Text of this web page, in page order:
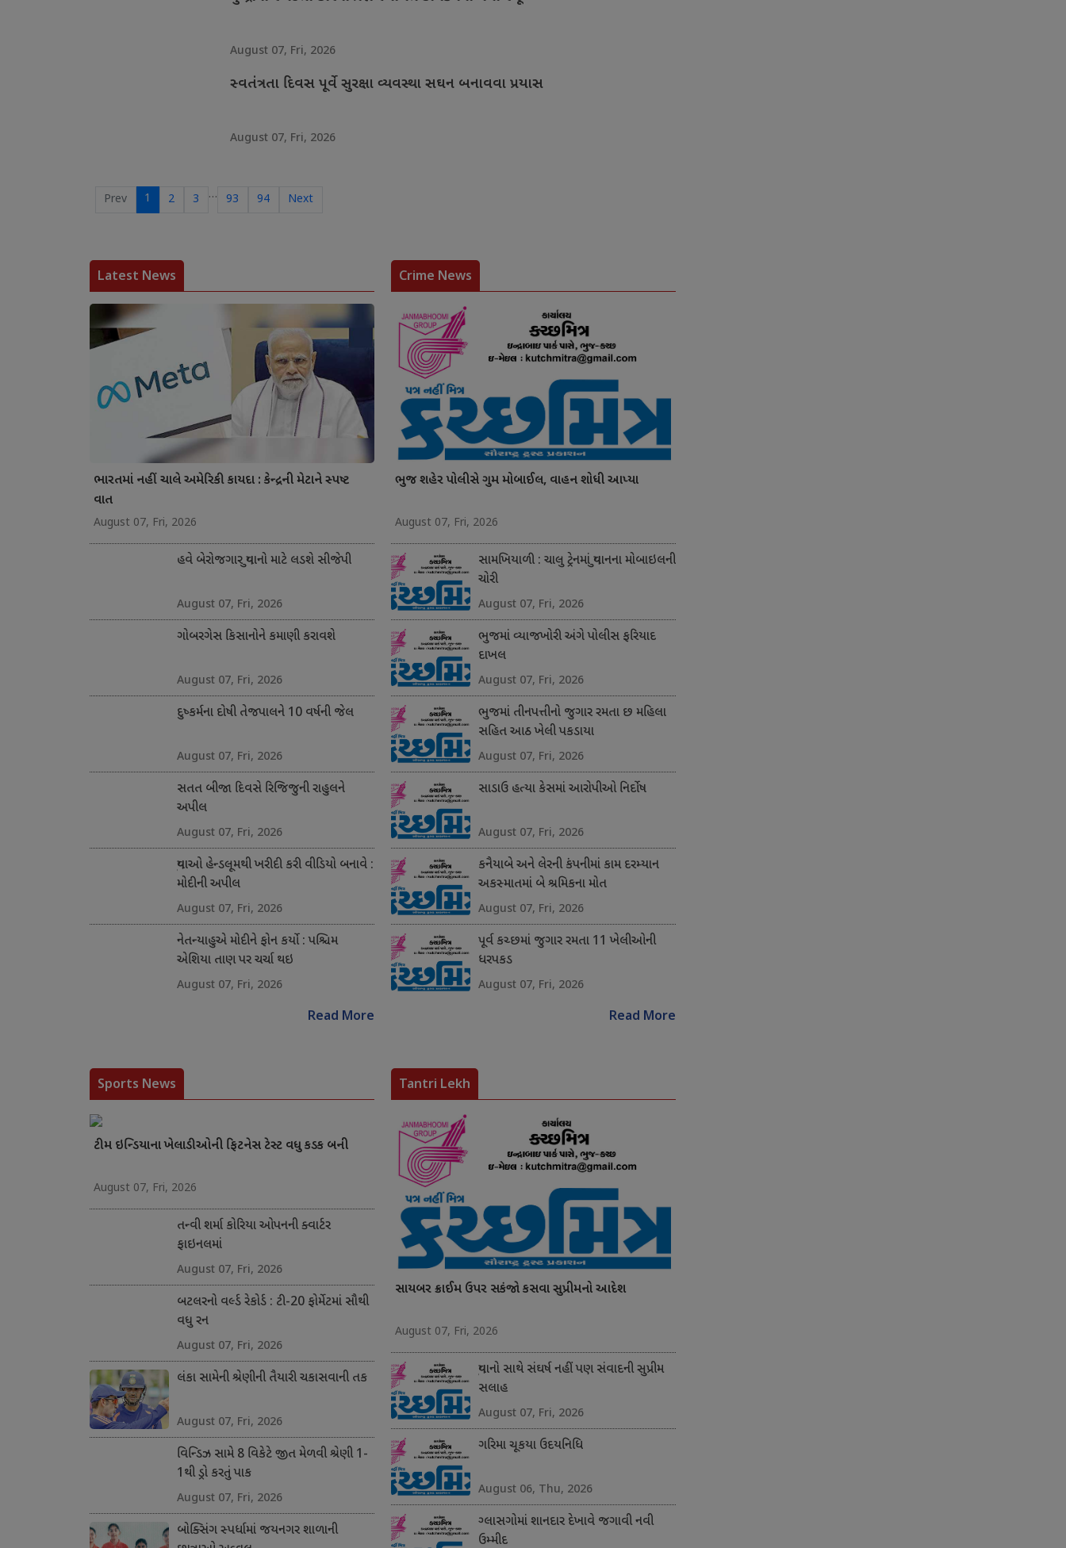
August 07, Fri, 2026
સ્વતંત્રતા દિવસ પૂર્વે સુરક્ષા વ્યવસ્થા સઘન બનાવવા પ્રયાસ
August 07, Fri, 2026
Prev 1 2 3 … 93 94 Next
Latest News
ભારતમાં નહીં ચાલે અમેરિકી કાયદા : કેન્દ્રની મેટાને સ્પષ્ટ
વાત
August 07, Fri, 2026
હવે બેરોજગાર યુવાનો માટે લડશે સીજેપી
August 07, Fri, 2026
ગોબરગેસ કિસાનોને કમાણી કરાવશે
August 07, Fri, 2026
દુષ્કર્મના દોષી તેજપાલને 10 વર્ષની જેલ
August 07, Fri, 2026
સતત બીજા દિવસે રિજિજુની રાહુલને
અપીલ
August 07, Fri, 2026
યુવાઓ હેન્ડલૂમથી ખરીદી કરી વીડિયો બનાવે :
મોદીની અપીલ
August 07, Fri, 2026
નેતન્યાહુએ મોદીને ફોન કર્યો : પશ્ચિમ
એશિયા તાણ પર ચર્ચા થઇ
August 07, Fri, 2026
Read More
Crime News
ભુજ શહેર પોલીસે ગુમ મોબાઈલ, વાહન શોધી આપ્યા
August 07, Fri, 2026
સામખિયાળી : ચાલુ ટ્રેનમાં યુવાનના મોબાઇલની
ચોરી
August 07, Fri, 2026
ભુજમાં વ્યાજખોરી અંગે પોલીસ ફરિયાદ
દાખલ
August 07, Fri, 2026
ભુજમાં તીનપત્તીનો જુગાર રમતા છ મહિલા
સહિત આઠ ખેલી પકડાયા
August 07, Fri, 2026
સાડાઉ હત્યા કેસમાં આરોપીઓ નિર્દોષ
August 07, Fri, 2026
કનૈયાબે અને લેરની કંપનીમાં કામ દરમ્યાન
અકસ્માતમાં બે શ્રમિકના મોત
August 07, Fri, 2026
પૂર્વ કચ્છમાં જુગાર રમતા 11 ખેલીઓની
ધરપકડ
August 07, Fri, 2026
Read More
Sports News
ટીમ ઇન્ડિયાના ખેલાડીઓની ફિટનેસ ટેસ્ટ વધુ કડક બની
August 07, Fri, 2026
તન્વી શર્મા કોરિયા ઓપનની ક્વાર્ટર
ફાઇનલમાં
August 07, Fri, 2026
બટલરનો વર્લ્ડ રેકોર્ડ : ટી-20 ફોર્મેટમાં સૌથી
વધુ રન
August 07, Fri, 2026
લંકા સામેની શ્રેણીની તૈયારી ચકાસવાની તક
August 07, Fri, 2026
વિન્ડિઝ સામે 8 વિકેટે જીત મેળવી શ્રેણી 1-
1થી ડ્રો કરતું પાક
August 07, Fri, 2026
બોક્સિંગ સ્પર્ધામાં જયનગર શાળાની
Tantri Lekh
સાયબર ક્રાઈમ ઉપર સકંજો કસવા સુપ્રીમનો આદેશ
August 07, Fri, 2026
યુવાનો સાથે સંઘર્ષ નહીં પણ સંવાદની સુપ્રીમ
સલાહ
August 07, Fri, 2026
ગરિમા ચૂકયા ઉદયનિધિ
August 06, Thu, 2026
ગ્લાસગોમાં શાનદાર દેખાવે જગાવી નવી
ઉમ્મીદ